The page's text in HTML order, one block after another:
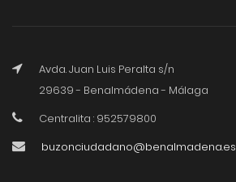
Avda. Juan Luis Peralta s/n
29639 - Benalmádena - Málaga
Centralita : 952579800
buzonciudadano@benalmadena.es